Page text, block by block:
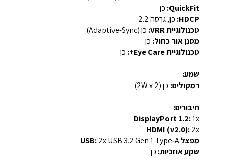
QuickFit: כן
HDCP: כן, גרסה ‎2.2‎
טכנולוגיית VRR:
כן (Adaptive-Sync)
מסנן אור כחול: כן
טכנולוגיית Eye Care+:
כן
שמע:
רמקולים: כן (2W x 2)
חיבורים:
DisplayPort 1.2:1x
HDMI (v2.0):2x
מפצל USB:‎2x USB 3.2 Gen 1 Type‑A‎
שקע אוזניות: כן